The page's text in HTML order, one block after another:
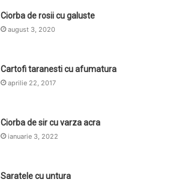
Ciorba de rosii cu galuste
august 3, 2020
Cartofi taranesti cu afumatura
aprilie 22, 2017
Ciorba de sir cu varza acra
ianuarie 3, 2022
Saratele cu untura